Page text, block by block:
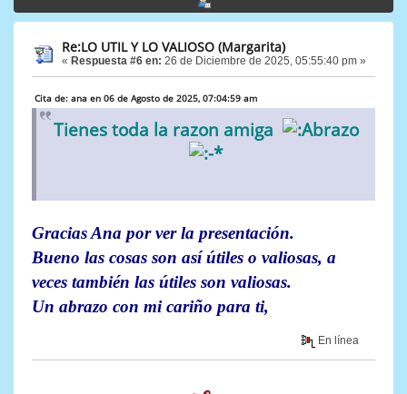
Re:LO UTIL Y LO VALIOSO (Margarita)
« Respuesta #6 en: 26 de Diciembre de 2025, 05:55:40 pm »
Cita de: ana en 06 de Agosto de 2025, 07:04:59 am
Tienes toda la razon amiga
Gracias Ana por ver la presentación.
Bueno las cosas son así útiles o valiosas, a
veces también las útiles son valiosas.
Un abrazo con mi cariño para ti,
En línea